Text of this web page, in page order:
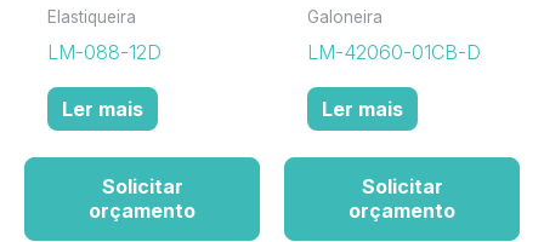
Elastiqueira
LM-088-12D
Ler mais
Solicitar
orçamento
Galoneira
LM-42060-01CB-D
Ler mais
Solicitar
orçamento